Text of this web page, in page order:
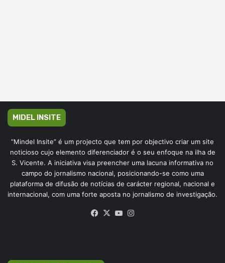
MIDEL INSITE
“Mindel Insite” é um projecto que tem por objectivo criar um site
noticioso cujo elemento diferenciador é o seu enfoque na ilha de
S. Vicente. A iniciativa visa preencher uma lacuna informativa no
campo do jornalismo nacional, posicionando-se como uma
plataforma de difusão de notícias de carácter regional, nacional e
internacional, com uma forte aposta no jornalismo de investigação.
Facebook
X YouTube